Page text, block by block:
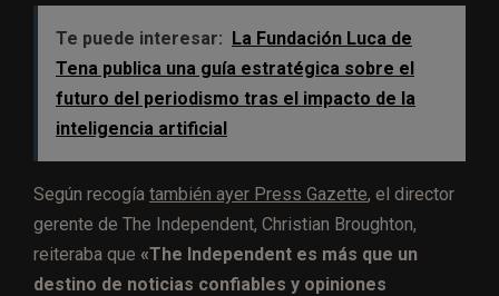
Te puede interesar: La Fundación Luca de
Tena publica una guía estratégica sobre el
futuro del periodismo tras el impacto de la
inteligencia artificial
Según recogía también ayer Press Gazette, el director
gerente de The Independent, Christian Broughton,
reiteraba que «The Independent es más que un
destino de noticias confiables y opiniones